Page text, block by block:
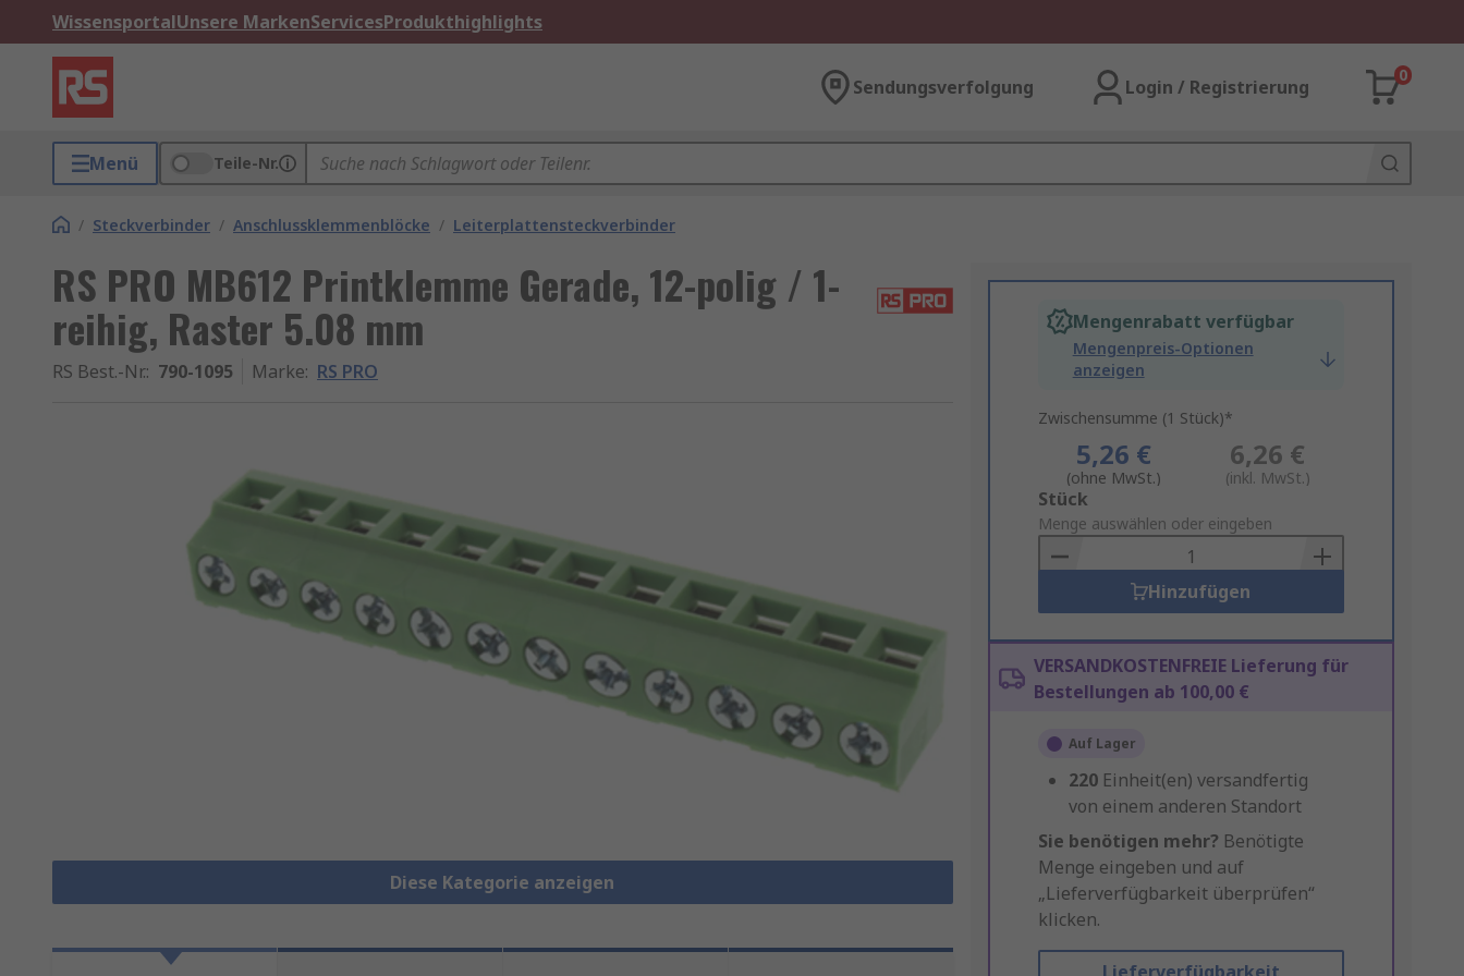
WissensportalUnsere MarkenServicesProdukthighlights
Sendungsverfolgung Login / Registrierung
0
Menü Teile-Nr.
/ Steckverbinder / Anschlussklemmenblöcke / Leiterplattensteckverbinder
RS PRO MB612 Printklemme Gerade, 12-polig / 1-
reihig, Raster 5.08 mm
RS Best.-Nr.: 790-1095 Marke: RS PRO
Diese Kategorie anzeigen
Mengenrabatt verfügbar
Mengenpreis-Optionen
anzeigen
Zwischensumme (1 Stück)*
5,26 €
(ohne MwSt.)
6,26 €
(inkl. MwSt.)
Add
to
Basket
Stück
Menge auswählen oder eingeben
Hinzufügen
VERSANDKOSTENFREIE Lieferung für
Bestellungen ab 100,00 €
Auf Lager
220 Einheit(en) versandfertig
von einem anderen Standort
Sie benötigen mehr? Benötigte
Menge eingeben und auf
„Lieferverfügbarkeit überprüfen“
klicken.